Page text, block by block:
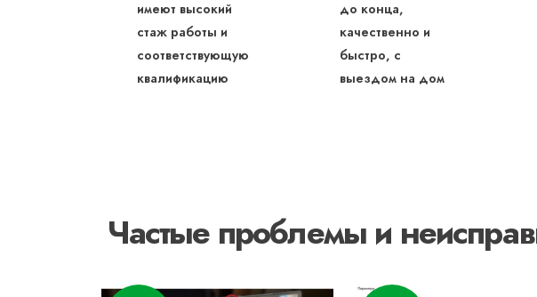
имеют высокий
стаж работы и
соответствующую
квалификацию
до конца,
качественно и
быстро, с
выездом на дом
Частые проблемы и